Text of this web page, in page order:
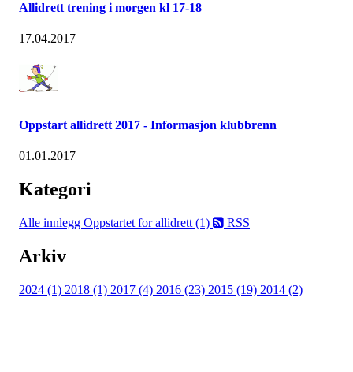
Allidrett trening i morgen kl 17-18
17.04.2017
Oppstart allidrett 2017 - Informasjon klubbrenn
01.01.2017
Kategori
Alle innlegg Oppstartet for allidrett (1) RSS
Arkiv
2024 (1) 2018 (1) 2017 (4) 2016 (23) 2015 (19) 2014 (2)